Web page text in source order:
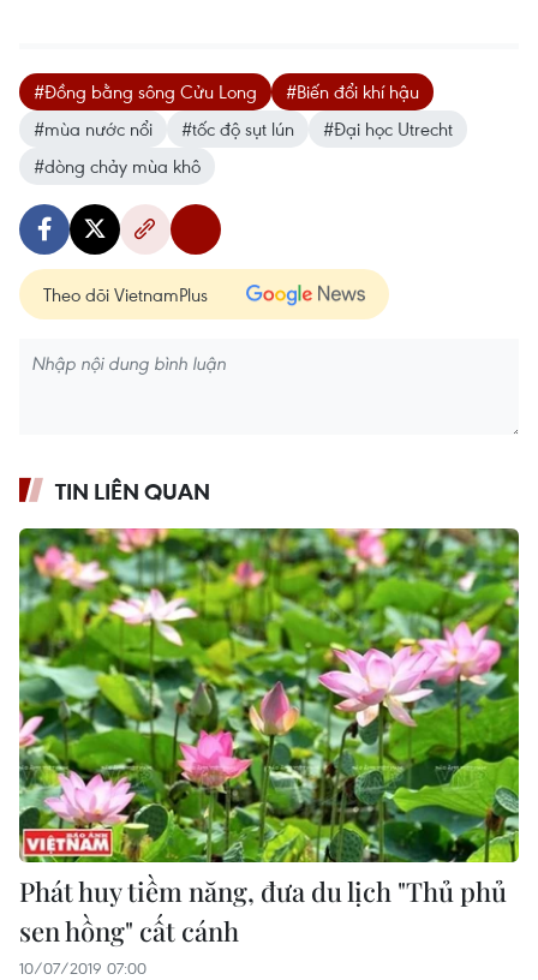
#Đồng bằng sông Cửu Long
#Biến đổi khí hậu
#mùa nước nổi
#tốc độ sụt lún
#Đại học Utrecht
#dòng chảy mùa khô
Theo dõi VietnamPlus
TIN LIÊN QUAN
Phát huy tiềm năng, đưa du lịch "Thủ phủ
sen hồng" cất cánh
10/07/2019 07:00